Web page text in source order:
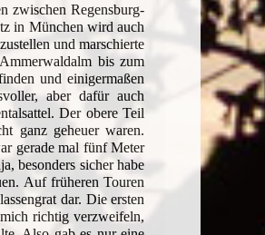
zwischen Regensburg-
in München wird auch
und marschierte
bis zum
und einigermaßen
aber dafür auch
Der obere Teil
ganz geheuer waren.
gerade mal fünf Meter
besonders sicher habe
Auf früheren Touren
dar. Die ersten
richtig verzweifeln,